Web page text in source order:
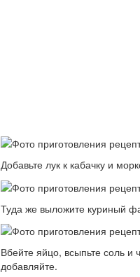
Добавьте лук к кабачку и
Туда же выложите куриный
Вбейте яйцо, всыпьте соль и
добавляйте.